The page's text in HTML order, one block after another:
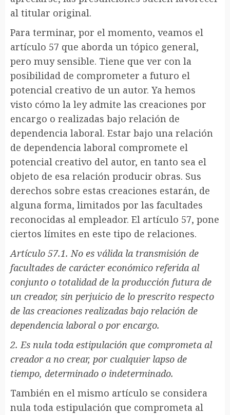
al titular original.
Para terminar, por el momento, veamos el
artículo 57 que aborda un tópico general,
pero muy sensible. Tiene que ver con la
posibilidad de comprometer a futuro el
potencial creativo de un autor. Ya hemos
visto cómo la ley admite las creaciones por
encargo o realizadas bajo relación de
dependencia laboral. Estar bajo una relación
de dependencia laboral compromete el
potencial creativo del autor, en tanto sea el
objeto de esa relación producir obras. Sus
derechos sobre estas creaciones estarán, de
alguna forma, limitados por las facultades
reconocidas al empleador. El artículo 57, pone
ciertos límites en este tipo de relaciones.
Artículo 57.1. No es válida la transmisión de
facultades de carácter económico referida al
conjunto o totalidad de la producción futura de
un creador, sin perjuicio de lo prescrito respecto
de las creaciones realizadas bajo relación de
dependencia laboral o por encargo.
2. Es nula toda estipulación que comprometa al
creador a no crear, por cualquier lapso de
tiempo, determinado o indeterminado.
También en el mismo artículo se considera
nula toda estipulación que comprometa al